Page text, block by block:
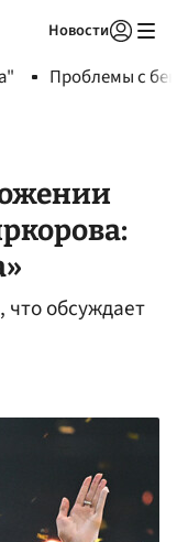
Новости
Проблемы с
обсуждает